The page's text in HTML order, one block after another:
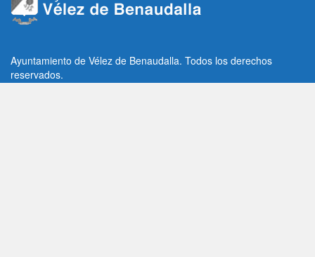
Ayuntamiento de Vélez de Benaudalla. Todos los derechos
reservados.